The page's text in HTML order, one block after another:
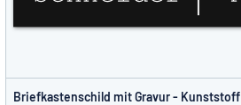
Briefkastenschild mit Gravur - Kunststoff